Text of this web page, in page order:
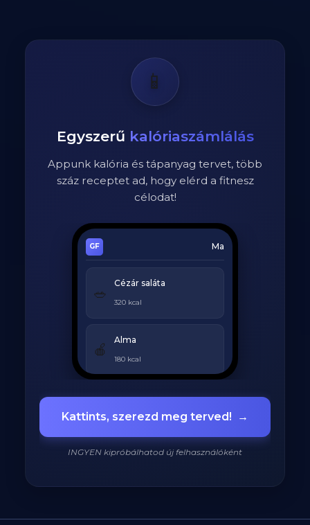
📱
Egyszerű kalóriaszámlálás
Appunk kalória és tápanyag tervet, több
száz receptet ad, hogy elérd a fitnesz
célodat!
Ma
🥗
Cézár saláta
320 kcal
🍎
Alma
180 kcal
Grillezett csirke
420 kcal
Kattints, szerezd meg terved! →
INGYEN kipróbálhatod új felhasználóként